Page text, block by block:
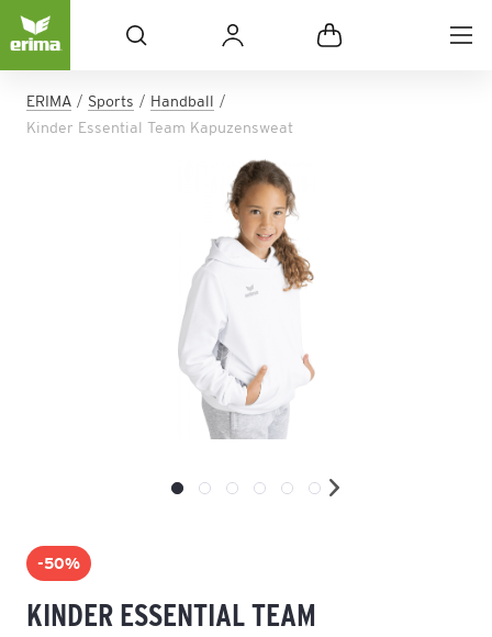
ERIMA Sports
Handball
Kinder Essential Team Kapuzensweat
-50%
KINDER ESSENTIAL TEAM